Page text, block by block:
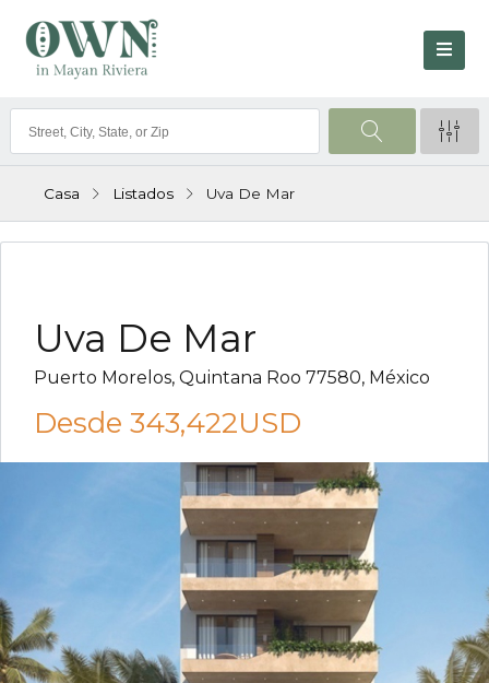
Casa Listados Uva De Mar
Uva De Mar
Puerto Morelos, Quintana Roo 77580, México
Desde 343,422USD